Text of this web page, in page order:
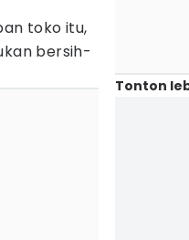
toko itu,
bersih-
Tonton